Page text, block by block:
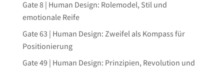
Gate 8 | Human Design: Rolemodel, Stil und
emotionale Reife
Gate 63 | Human Design: Zweifel als Kompass für
Positionierung
Gate 49 | Human Design: Prinzipien, Revolution und